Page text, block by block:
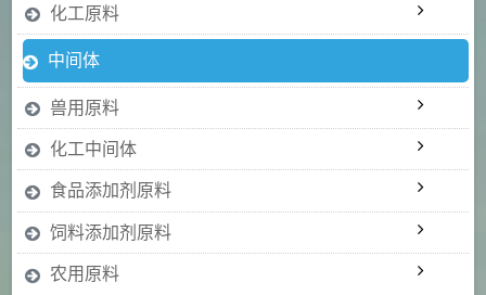
化工原料
中间体
兽用原料
化工中间体
食品添加剂原料
饲料添加剂原料
农用原料